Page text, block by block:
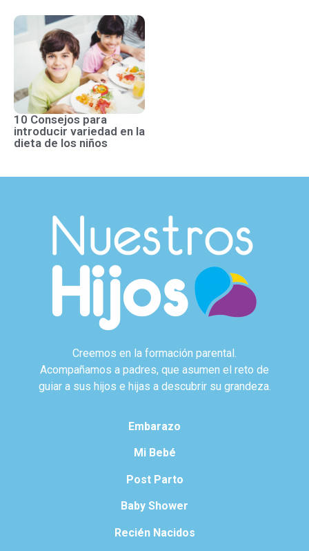
10 Consejos para
introducir variedad en la
dieta de los niños
Creemos en la formación parental.
Acompañamos a padres, que asumen el reto de
guiar a sus hijos e hijas a descubrir su grandeza.
Embarazo
Mi Bebé
Post Parto
Baby Shower
Recién Nacidos